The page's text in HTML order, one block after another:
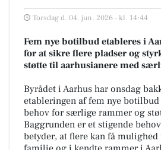
Torsdag d. 04. jun. 2026 - kl. 14:44
Fem nye botilbud etableres i
for at sikre flere pladser og
støtte til aarhusianere med
Byrådet i Aarhus har onsdag
etableringen af fem nye
behov for særlige rammer og
Baggrunden er et stigende
betyder, at flere kan få